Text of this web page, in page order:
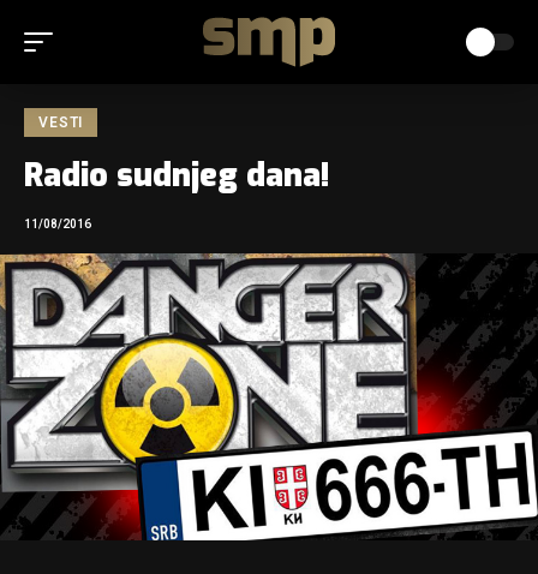
VESTI
Radio sudnjeg dana!
11/08/2016